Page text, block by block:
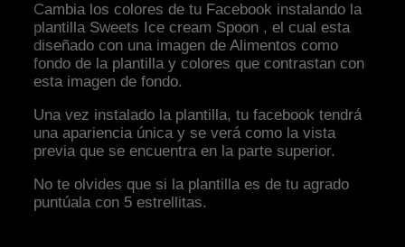
Cambia los colores de tu Facebook instalando la
plantilla Sweets Ice cream Spoon , el cual esta
diseñado con una imagen de Alimentos como
fondo de la plantilla y colores que contrastan con
esta imagen de fondo.
Una vez instalado la plantilla, tu facebook tendrá
una apariencia única y se verá como la vista
previa que se encuentra en la parte superior.
No te olvides que si la plantilla es de tu agrado
puntúala con 5 estrellitas.